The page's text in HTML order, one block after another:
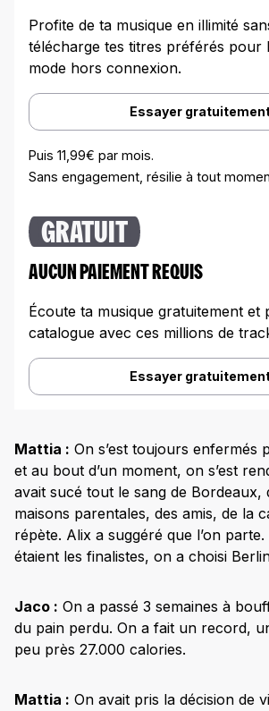
Profite de ta musique en illimité
télécharge tes titres préférés pour
mode hors connexion.
Essayer
Puis 11,99€ par mois.
Sans engagement, résilie à tout
GRATUIT
AUCUN PAIEMENT REQUIS
Écoute ta musique gratuitement et
catalogue avec ces millions de
Essayer
Mattia : On s’est toujours enfermés
et au bout d’un moment, on s’est
avait sucé tout le sang de Bordeaux,
maisons parentales, des amis, de la
répète. Alix a suggéré que l’on
étaient les finalistes, on a choisi
Jaco : On a passé 3 semaines à
du pain perdu. On a fait un record,
peu près 27.000 calories.
Mattia : On avait pris la décision de